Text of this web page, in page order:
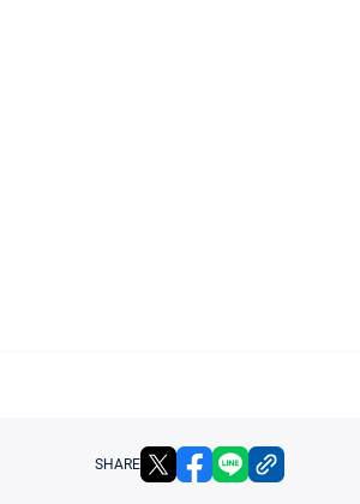
SHARE X facebook